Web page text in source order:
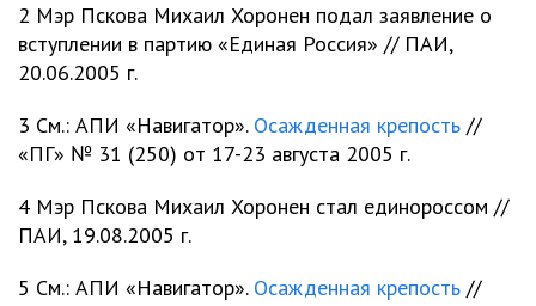
2 Мэр Пскова Михаил Хоронен подал заявление о
вступлении в партию «Единая Россия» // ПАИ,
20.06.2005 г.
3 См.: АПИ «Навигатор». Осажденная крепость //
«ПГ» № 31 (250) от 17-23 августа 2005 г.
4 Мэр Пскова Михаил Хоронен стал единороссом //
ПАИ, 19.08.2005 г.
5 См.: АПИ «Навигатор». Осажденная крепость //